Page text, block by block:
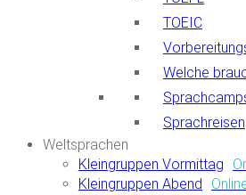
TOEIC
Welche
Sprachreisen
Weltsprachen
Kleingruppen Vormittag
Kleingruppen Abend